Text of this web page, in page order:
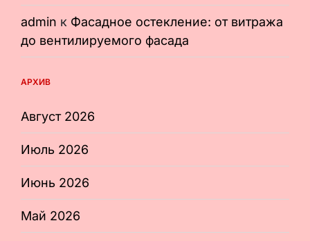
admin к Фасадное остекление: от витража
до вентилируемого фасада
АРХИВ
Август 2026
Июль 2026
Июнь 2026
Май 2026